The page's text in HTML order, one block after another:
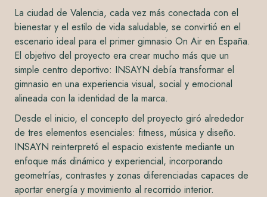
La ciudad de Valencia, cada vez más conectada con el
bienestar y el estilo de vida saludable, se convirtió en el
escenario ideal para el primer gimnasio On Air en España.
El objetivo del proyecto era crear mucho más que un
simple centro deportivo: INSAYN debía transformar el
gimnasio en una experiencia visual, social y emocional
alineada con la identidad de la marca.
Desde el inicio, el concepto del proyecto giró alrededor
de tres elementos esenciales: fitness, música y diseño.
INSAYN reinterpretó el espacio existente mediante un
enfoque más dinámico y experiencial, incorporando
geometrías, contrastes y zonas diferenciadas capaces de
aportar energía y movimiento al recorrido interior.